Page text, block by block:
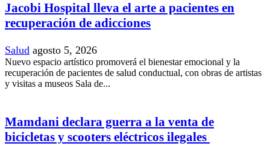
Jacobi Hospital lleva el arte a pacientes en
recuperación de adicciones
Salud agosto 5, 2026
Nuevo espacio artístico promoverá el bienestar emocional y la
recuperación de pacientes de salud conductual, con obras de artistas
y visitas a museos Sala de...
Mamdani declara guerra a la venta de
bicicletas y scooters eléctricos ilegales